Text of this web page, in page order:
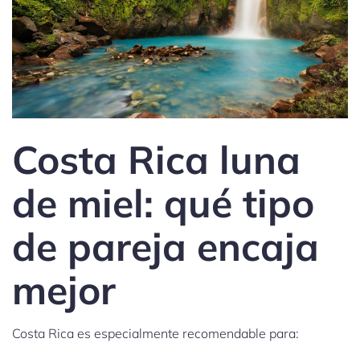
Costa Rica luna
de miel: qué tipo
de pareja encaja
mejor
Costa Rica es especialmente recomendable para: